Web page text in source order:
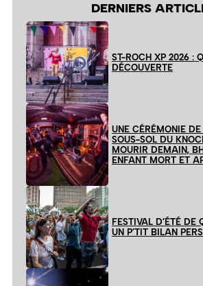
DERNIERS
ST-ROCH XP 2026 :
DÉCOUVERTE
UNE CÉRÉMONIE
SOUS-SOL DU
MOURIR DEMAIN,
ENFANT MORT ET
FESTIVAL D’ÉTÉ DE
UN P’TIT BILAN